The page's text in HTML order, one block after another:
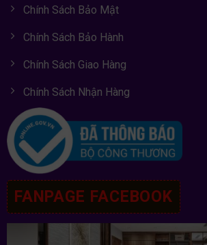
Chính Sách Bảo Mật
Chính Sách Bảo Hành
Chính Sách Giao Hàng
Chính Sách Nhận Hàng
FANPAGE FACEBOOK